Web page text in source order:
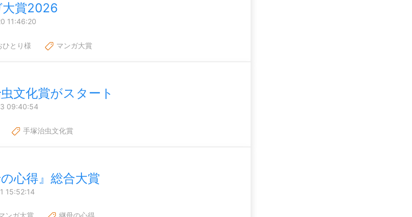
賞2026
11:46:20
ひとり様 マンガ大賞
文化賞がスタート
09:40:54
手塚治虫文化賞
の心得』総合大賞
15:52:14